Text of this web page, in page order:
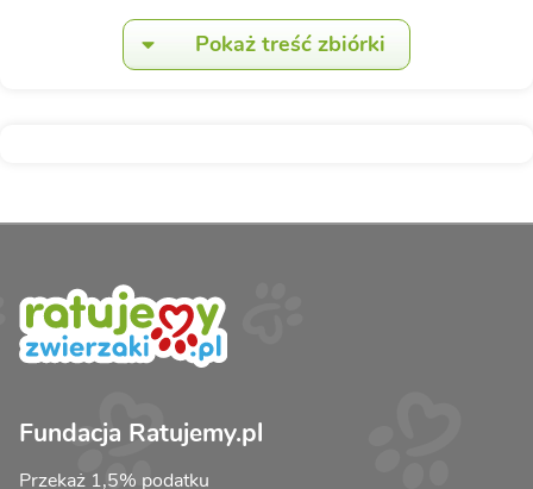
Pokaż treść zbiórki
Fundacja Ratujemy.pl
Przekaż 1,5% podatku